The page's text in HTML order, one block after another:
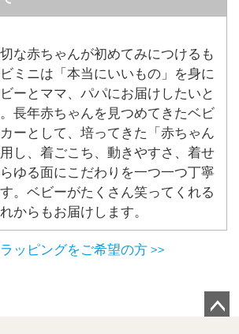
な赤ちゃんが初めてみにつけるも
ミニは「本当にいいもの」を身に
ーとママ、パパにお届けしたいと
長年赤ちゃんを見つめてきたベビ
ーとして、培ってきた「赤ちゃん
し、着ごこち、動きやすさ、着せ
ゆる面にこだわりを一つ一つ丁寧
。ベビーがたくさん笑ってくれる
からもお届けします。
ッピングをご希望の方 >>